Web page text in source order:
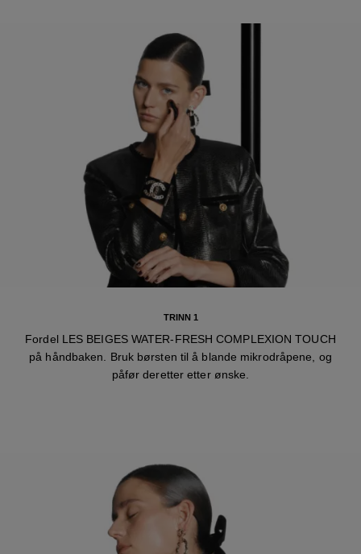
TRINN 1
Fordel LES BEIGES WATER-FRESH COMPLEXION TOUCH
på håndbaken. Bruk børsten til å blande mikrodråpene, og
påfør deretter etter ønske.